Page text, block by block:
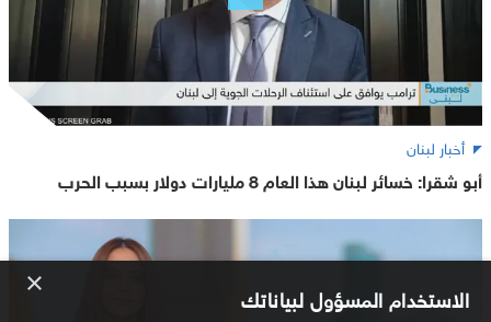
أخبار لبنان
أبو شقرا: خسائر لبنان هذا العام 8 مليارات دولار بسبب الحرب
× الاستخدام المسؤول لبياناتك